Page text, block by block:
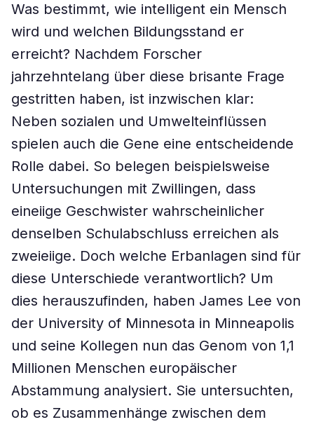
Was bestimmt, wie intelligent ein Mensch
wird und welchen Bildungsstand er
erreicht? Nachdem Forscher
jahrzehntelang über diese brisante Frage
gestritten haben, ist inzwischen klar:
Neben sozialen und Umwelteinflüssen
spielen auch die Gene eine entscheidende
Rolle dabei. So belegen beispielsweise
Untersuchungen mit Zwillingen, dass
eineiige Geschwister wahrscheinlicher
denselben Schulabschluss erreichen als
zweieiige. Doch welche Erbanlagen sind für
diese Unterschiede verantwortlich? Um
dies herauszufinden, haben James Lee von
der University of Minnesota in Minneapolis
und seine Kollegen nun das Genom von 1,1
Millionen Menschen europäischer
Abstammung analysiert. Sie untersuchten,
ob es Zusammenhänge zwischen dem